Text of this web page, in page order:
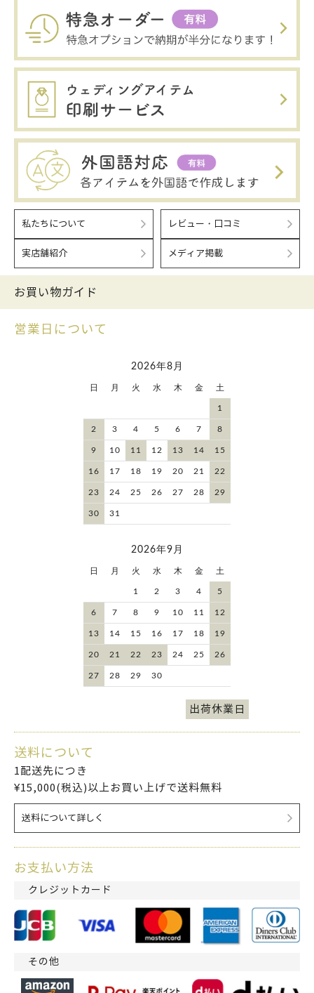
私たちについて レビュー・口コミ
実店舗紹介 メディア掲載
お買い物ガイド
営業日について
2026年8月
日 月 火 水 木 金 土
1
2 3 4 5 6 7 8
9 10 11 12 13 14 15
16 17 18 19 20 21 22
23 24 25 26 27 28 29
30 31
2026年9月
日 月 火 水 木 金 土
1 2 3 4 5
6 7 8 9 10 11 12
13 14 15 16 17 18 19
20 21 22 23 24 25 26
27 28 29 30
出荷休業日
送料について
1配送先につき
¥15,000(税込)以上お買い上げで送料無料
送料について詳しく
お支払い方法
クレジットカード
その他